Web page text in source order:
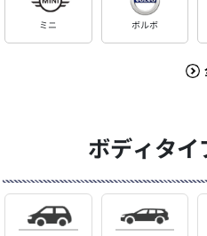
ミニ ボルボ
ボディタ